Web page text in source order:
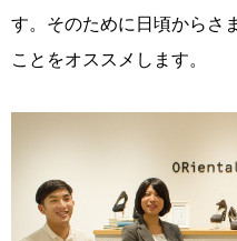
す。そのために日頃からさ
ことをオススメします。